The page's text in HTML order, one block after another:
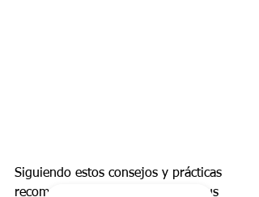
Siguiendo estos consejos y prácticas
recomendadas, puedes proteger tus